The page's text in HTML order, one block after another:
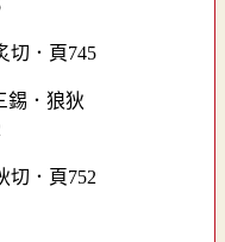
切．頁745
切．頁752